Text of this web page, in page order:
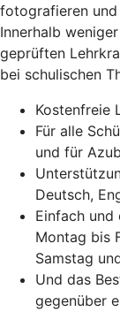
fotografieren
Innerhalb
geprüften
bei schulischen
Kostenfreie
Für alle
und für
Deutsch,
Einfach und
Montag bis
Samstag
Und das
gegenüber